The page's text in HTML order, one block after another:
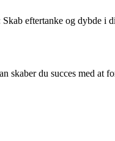
eftertanke og dybde i
skaber du succes med at